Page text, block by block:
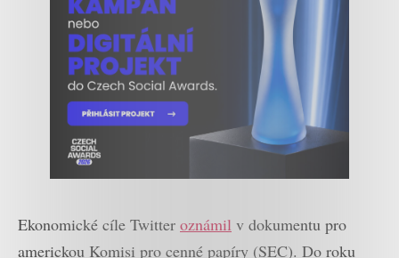
Ekonomické cíle Twitter oznámil v dokumentu pro
americkou Komisi pro cenné papíry (SEC). Do roku